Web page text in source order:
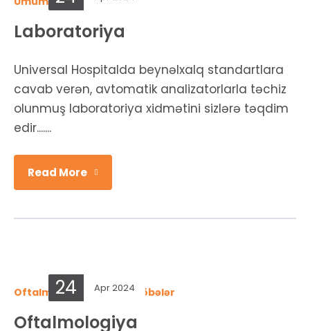
Laboratoriya
Universal Hospitalda beynəlxalq standartlara
cavab verən, avtomatik analizatorlarla təchiz
olunmuş laboratoriya xidmətini sizlərə təqdim
edir.......
Read More
24 Apr 2024
Oftalmologiya ,Ümumi şöbələr
Oftalmologiya